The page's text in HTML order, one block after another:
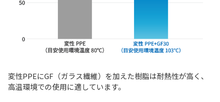
変性PPEにGF（ガラス繊維）を加えた樹脂は耐熱性が高く、
高温環境での使用に適しています。